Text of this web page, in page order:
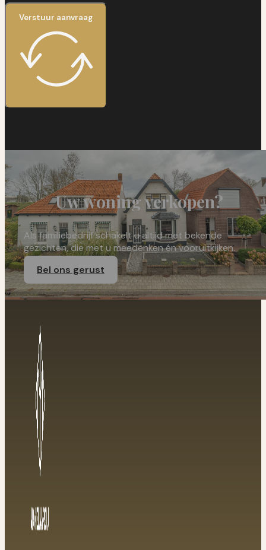
Verstuur aanvraag
Uw woning verkopen?
Als familiebedrijf schakelt u altijd met bekende
gezichten, die met u meedenken én vooruitkijken.
Bel ons gerust